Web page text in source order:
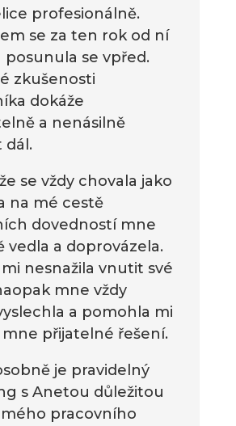
profesionálně.
se za ten rok od ní
posunula se vpřed.
zkušenosti
dokáže
a nenásilně
dál.
se vždy chovala jako
na mé cestě
dovedností mne
vedla a doprovázela.
mi nesnažila vnutit své
mne vždy
a pomohla mi
přijatelné řešení.
je pravidelný
s Anetou důležitou
pracovního